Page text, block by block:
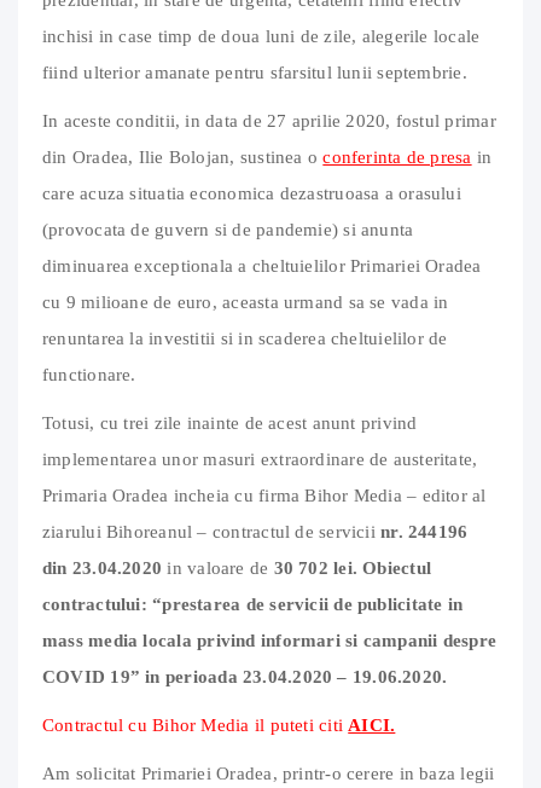
inchisi in case timp de doua luni de zile, alegerile locale
fiind ulterior amanate pentru sfarsitul lunii septembrie.
In aceste conditii, in data de 27 aprilie 2020, fostul primar
din Oradea, Ilie Bolojan, sustinea oconferinta de presa in
care acuza situatia economica dezastruoasa a orasului
(provocata de guvern si de pandemie) si anunta
diminuarea exceptionala a cheltuielilor Primariei Oradea
cu 9 milioane de euro, aceasta urmand sa se vada in
renuntarea la investitii si in scaderea cheltuielilor de
functionare.
Totusi, cu trei zile inainte de acest anunt privind
implementarea unor masuri extraordinare de austeritate,
Primaria Oradea incheia cu firma Bihor Media – editor al
ziarului Bihoreanul – contractul de serviciinr. 244196
din 23.04.2020in valoare de 30 702 lei. Obiectul
contractului: “prestarea de servicii de publicitate in
mass media locala privind informari si campanii despre
COVID 19” in perioada 23.04.2020 – 19.06.2020.
Contractul cu Bihor Media il puteti citi AICI.
Am solicitat Primariei Oradea, printr-o cerere in baza legii